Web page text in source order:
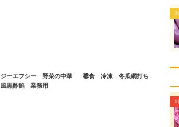
ジーエフシー 野菜の中華
風黒酢餡 業務用
馨食 冷凍 冬瓜網打ち